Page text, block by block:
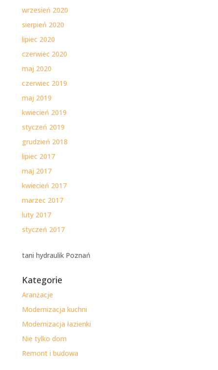
wrzesień 2020
sierpień 2020
lipiec 2020
czerwiec 2020
maj 2020
czerwiec 2019
maj 2019
kwiecień 2019
styczeń 2019
grudzień 2018
lipiec 2017
maj 2017
kwiecień 2017
marzec 2017
luty 2017
styczeń 2017
tani hydraulik Poznań
Kategorie
Aranżacje
Modernizacja kuchni
Modernizacja łazienki
Nie tylko dom
Remont i budowa